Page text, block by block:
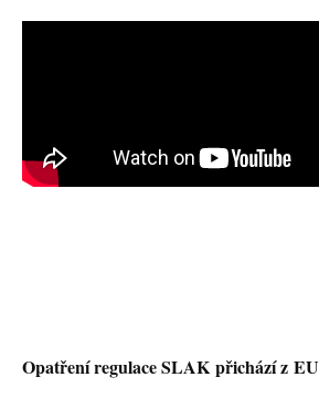
Opatření regulace SLAK přichází z EU